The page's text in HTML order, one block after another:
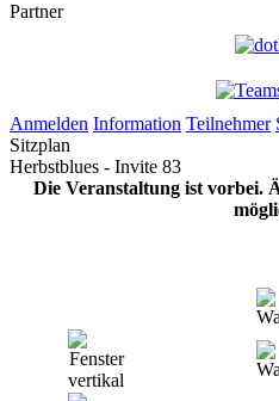
Partner
Anmelden Information Teilnehmer
Sitzplan
Herbstblues - Invite 83
Die Veranstaltung ist vorbei.